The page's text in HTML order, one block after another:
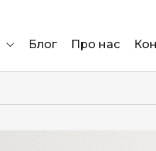
Блог Про нас